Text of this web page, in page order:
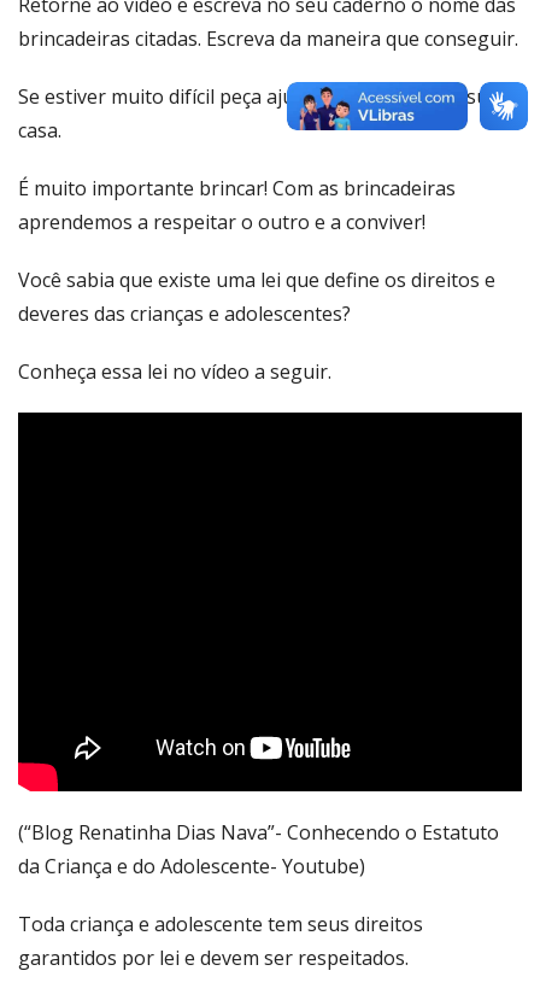
brincadeiras citadas. Escreva da maneira que conseguir.
Se estiver muito difícil peça ajuda para alguém de sua
casa.
É muito importante brincar! Com as brincadeiras
aprendemos a respeitar o outro e a conviver!
Você sabia que existe uma lei que define os direitos e
deveres das crianças e adolescentes?
Conheça essa lei no vídeo a seguir.
(“Blog Renatinha Dias Nava”- Conhecendo o Estatuto
da Criança e do Adolescente- Youtube)
Toda criança e adolescente tem seus direitos
garantidos por lei e devem ser respeitados.